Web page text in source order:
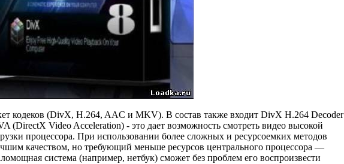
кодеков (DivX, H.264, AAC и MKV). В состав также входит DivX H.264 Decoder
(DirectX Video Acceleration) - это дает возможность смотреть видео высокой
процессора. При использовании более сложных и ресурсоемких методов
качеством, но требующий меньше ресурсов центрального процессора —
система (например, нетбук) сможет без проблем его воспроизвести